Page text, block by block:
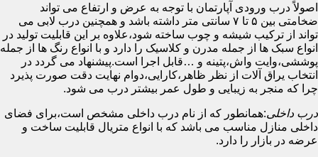
اصولاً درب ورودی آپارتمان با توجه به عرض و ارتفاع می تواند
ضخامتی بین ۵ تا ۷ سانتی متر داشته باشد و همچنین درب لابی می
تواند از ترکیب شیشه و چوب ساخته شود،علاوه بر این قابلیت تولید در
انواع سبک ها از جمله مدرن و کلاسیک را دارد و با انواع رنگ ها از جمله
پوششی،وایت واش،پتینه و …قابل اجرا است.پیشنهاد می گردد در
انتخاب یراق آلات از نظر ظاهر،کارایی،دوام نهایت دقت صورت پذیرد
چرا که منجر به زیبایی و طول عمر بیشتر درب می شود.
درب داخلی:همانطور که از نام درب داخلی مشخص است،برای فضای
داخلی منازل مناسب می باشد که با انواع متریال قابلیت ساخت و
عرضه در بازار را دارد.